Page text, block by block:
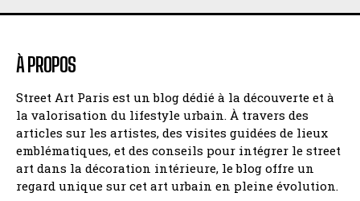
À PROPOS
Street Art Paris est un blog dédié à la découverte et à
la valorisation du lifestyle urbain. À travers des
articles sur les artistes, des visites guidées de lieux
emblématiques, et des conseils pour intégrer le street
art dans la décoration intérieure, le blog offre un
regard unique sur cet art urbain en pleine évolution.